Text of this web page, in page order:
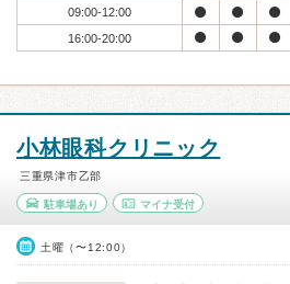
09:00-12:00
16:00-20:00
小林眼科クリニック
三重県津市乙部
駐車場あり マイナ受付
土曜（〜12:00）